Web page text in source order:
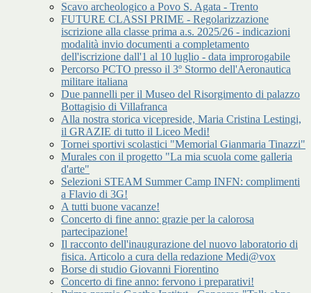
Scavo archeologico a Povo S. Agata - Trento
FUTURE CLASSI PRIME - Regolarizzazione
iscrizione alla classe prima a.s. 2025/26 - indicazioni
modalità invio documenti a completamento
dell'iscrizione dall'1 al 10 luglio - data improrogabile
Percorso PCTO presso il 3º Stormo dell'Aeronautica
militare italiana
Due pannelli per il Museo del Risorgimento di palazzo
Bottagisio di Villafranca
Alla nostra storica vicepreside, Maria Cristina Lestingi,
il GRAZIE di tutto il Liceo Medi!
Tornei sportivi scolastici "Memorial Gianmaria Tinazzi"
Murales con il progetto "La mia scuola come galleria
d'arte"
Selezioni STEAM Summer Camp INFN: complimenti
a Flavio di 3G!
A tutti buone vacanze!
Concerto di fine anno: grazie per la calorosa
partecipazione!
Il racconto dell'inaugurazione del nuovo laboratorio di
fisica. Articolo a cura della redazione Medi@vox
Borse di studio Giovanni Fiorentino
Concerto di fine anno: fervono i preparativi!